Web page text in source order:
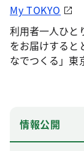
My TOKYO
利用者一人ひと
をお届けすると
なでつくる」東
情報公開